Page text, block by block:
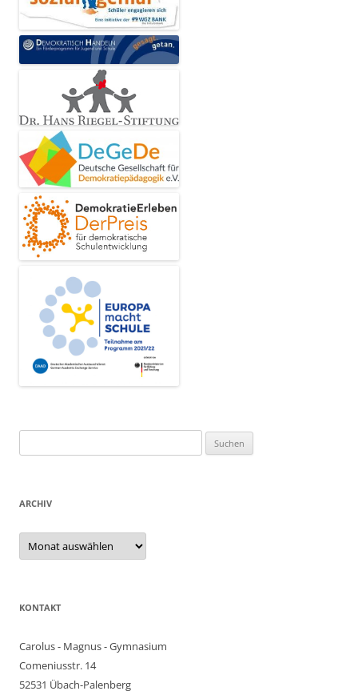
nach:
ARCHIV
Archiv
KONTAKT
Carolus - Magnus - Gymnasium
Comeniusstr. 14
52531 Übach-Palenberg